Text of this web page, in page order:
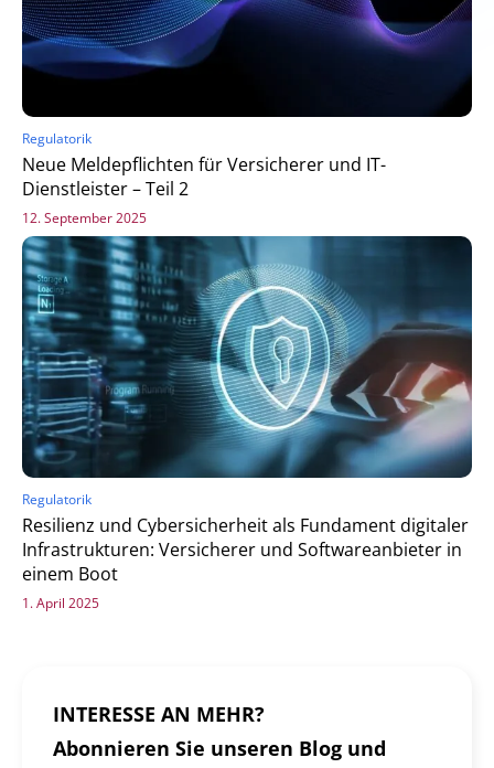
Regulatorik
Neue Meldepflichten für Versicherer und IT-
Dienstleister – Teil 2
12. September 2025
Regulatorik
Resilienz und Cybersicherheit als Fundament digitaler
Infrastrukturen: Versicherer und Softwareanbieter in
einem Boot
1. April 2025
INTERESSE AN MEHR?
Abonnieren Sie unseren Blog und